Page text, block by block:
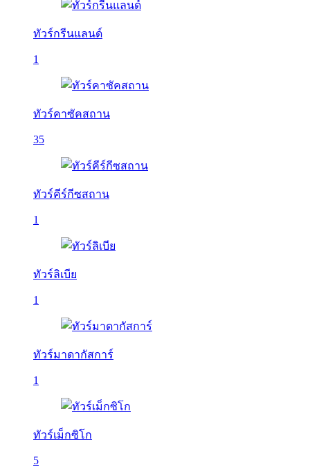
ทัวร์กรีนแลนด์
1
ทัวร์คาซัคสถาน
35
ทัวร์คีร์กีซสถาน
1
ทัวร์ลิเบีย
1
ทัวร์มาดากัสการ์
1
ทัวร์เม็กซิโก
5